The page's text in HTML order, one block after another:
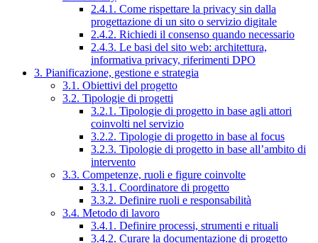
2.4.1. Come rispettare la privacy sin dalla
progettazione di un sito o servizio digitale
2.4.2. Richiedi il consenso quando necessario
2.4.3. Le basi del sito web: architettura,
informativa privacy, riferimenti DPO
3. Pianificazione, gestione e strategia
3.1. Obiettivi del progetto
3.2. Tipologie di progetti
3.2.1. Tipologie di progetto in base agli attori
coinvolti nel servizio
3.2.2. Tipologie di progetto in base al focus
3.2.3. Tipologie di progetto in base all’ambito di
intervento
3.3. Competenze, ruoli e figure coinvolte
3.3.1. Coordinatore di progetto
3.3.2. Definire ruoli e responsabilità
3.4. Metodo di lavoro
3.4.1. Definire processi, strumenti e rituali
3.4.2. Curare la documentazione di progetto